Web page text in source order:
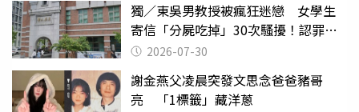
獨／東吳男教授被瘋狂迷戀 女學生
寄信「分屍吃掉」30次騷擾！認罪免
關 2026-07-30
謝金燕父凌晨突發文思念爸爸豬哥
亮 「1標籤」藏洋蔥